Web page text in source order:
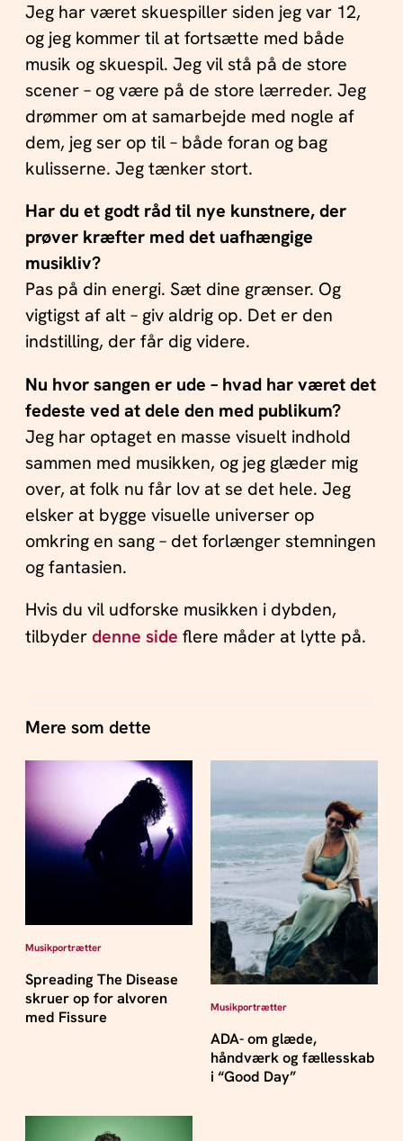
Jeg har været skuespiller siden jeg var 12,
og jeg kommer til at fortsætte med både
musik og skuespil. Jeg vil stå på de store
scener – og være på de store lærreder. Jeg
drømmer om at samarbejde med nogle af
dem, jeg ser op til – både foran og bag
kulisserne. Jeg tænker stort.
Har du et godt råd til nye kunstnere, der
prøver kræfter med det uafhængige
musikliv?
Pas på din energi. Sæt dine grænser. Og
vigtigst af alt – giv aldrig op. Det er den
indstilling, der får dig videre.
Nu hvor sangen er ude – hvad har været det
fedeste ved at dele den med publikum?
Jeg har optaget en masse visuelt indhold
sammen med musikken, og jeg glæder mig
over, at folk nu får lov at se det hele. Jeg
elsker at bygge visuelle universer op
omkring en sang – det forlænger stemningen
og fantasien.
Hvis du vil udforske musikken i dybden,
tilbyderdenne side flere måder at lytte på.
Mere som dette
Musikportrætter
Spreading The Disease
skruer op for alvoren
med Fissure
Musikportrætter
ADA- om glæde,
håndværk og fællesskab
i “Good Day”